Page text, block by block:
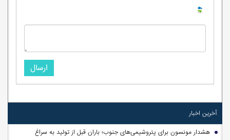
ارسال
آخرین اخبار
هشدار مونسون برای پتروشیمی‌های جنوب؛ باران قبل از تولید به سراغ